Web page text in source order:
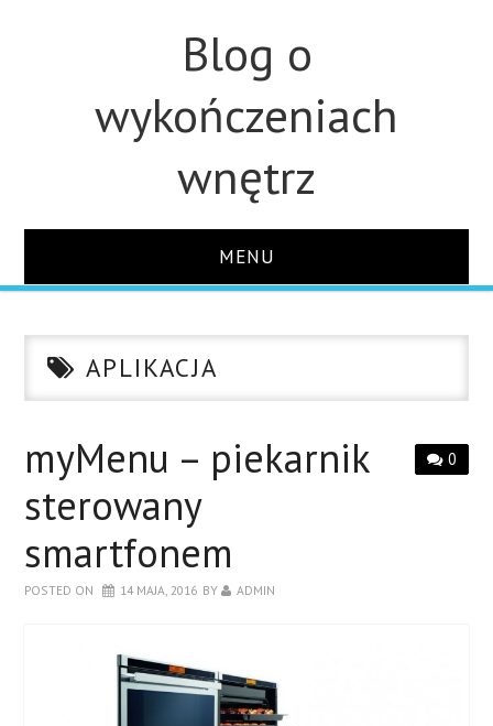
Blog o
wykończeniach
wnętrz
MENU
ŁAZIENKA
DRZWI
SALON
APLIKACJA
0
myMenu – piekarnik
sterowany
smartfonem
POSTED ON 14 MAJA, 2016 BY ADMIN